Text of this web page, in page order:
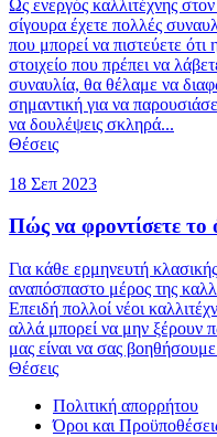
Ως ενεργός καλλιτέχνης
σίγουρα έχετε πολλές
που μπορεί να πιστεύετε ότι
στοιχείο που πρέπει να
συναυλία, θα θέλαμε να
σημαντική για να
να δουλέψεις σκληρά...
Θέσεις
18 Σεπ 2023
Πώς να φροντίσετε το
Για κάθε ερμηνευτή
αναπόσπαστο μέρος της
Επειδή πολλοί νέοι
αλλά μπορεί να μην ξέρουν
μας είναι να σας
Θέσεις
Πολιτική απορρήτου
Όροι και